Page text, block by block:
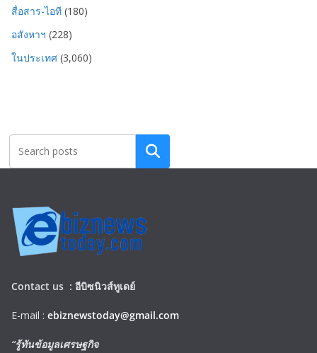
สื่อสาร-ไอที (180)
อสังหาฯ (228)
ในประเทศ (3,060)
Search
Contact us : อีบิซนิวส์ทูเดย์
E-mail : ebiznewstoday@gmail.com
“รู้ทันข้อมูลเศรษฐกิจ